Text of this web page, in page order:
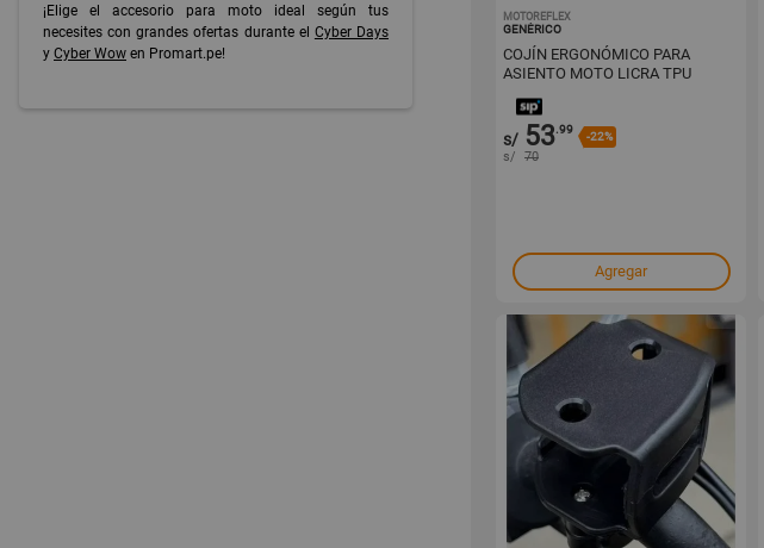
¡Elige el accesorio para moto ideal según tus
necesites con grandes ofertas durante el Cyber Days
y Cyber Wow en Promart.pe!
MOTOREFLEX
GENÉRICO
COJÍN ERGONÓMICO PARA
ASIENTO MOTO LICRA TPU
s/ 53.99
-22%
s/ 70
Agregar